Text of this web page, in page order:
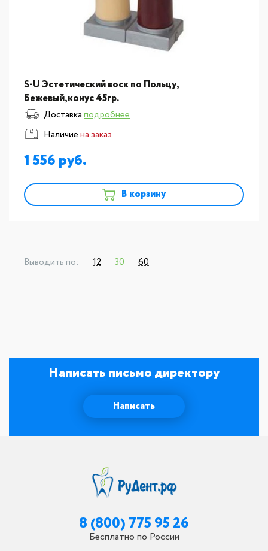
S-U Эстетический воск по Польцу,
Бежевый,конус 45гр.
Доставкаподробнее
Наличиена заказ
1 556
В корзину
Выводить по: 12 30 60
Написать письмо директору
Написать
8 (800) 775 95 26
Бесплатно по России